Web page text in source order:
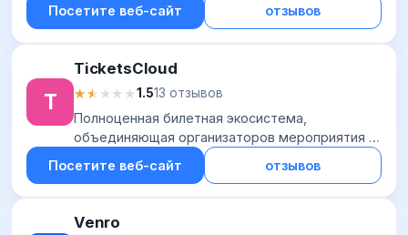
Посетите веб-сайт отзывов
T
TicketsCloud
★★★★★
★★★★★1.513 отзывов
Полноценная билетная экосистема,
объединяющая организаторов мероприятия и
продавцов билетов (веб-сайты и оффлайн-
продавцы). Комплекс позволяет полностью
Посетите веб-сайт отзывов
Venro